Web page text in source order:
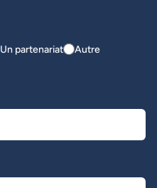
Un partenariat Autre